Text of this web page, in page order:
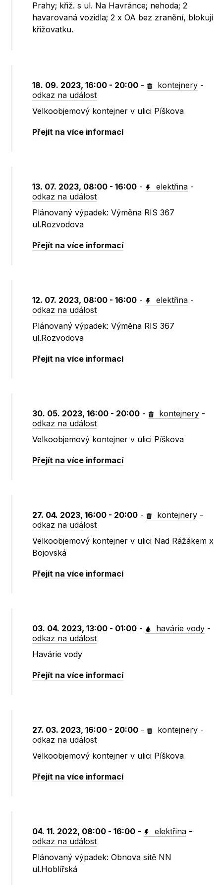
Prahy; křiž. s ul. Na Havránce; nehoda; 2
havarovaná vozidla; 2 x OA bez zranění, blokují
křižovatku.
18. 09. 2023, 16:00 - 20:00 - kontejnery -
odkaz na událost
Velkoobjemový kontejner v ulici Píškova
Přejít na více informací
13. 07. 2023, 08:00 - 16:00 - elektřina -
odkaz na událost
Plánovaný výpadek: Výměna RIS 367
ul.Rozvodova
Přejít na více informací
12. 07. 2023, 08:00 - 16:00 - elektřina -
odkaz na událost
Plánovaný výpadek: Výměna RIS 367
ul.Rozvodova
Přejít na více informací
30. 05. 2023, 16:00 - 20:00 - kontejnery -
odkaz na událost
Velkoobjemový kontejner v ulici Píškova
Přejít na více informací
27. 04. 2023, 16:00 - 20:00 - kontejnery -
odkaz na událost
Velkoobjemový kontejner v ulici Nad Rážákem x
Bojovská
Přejít na více informací
03. 04. 2023, 13:00 - 01:00 - havárie vody -
odkaz na událost
Havárie vody
Přejít na více informací
27. 03. 2023, 16:00 - 20:00 - kontejnery -
odkaz na událost
Velkoobjemový kontejner v ulici Píškova
Přejít na více informací
04. 11. 2022, 08:00 - 16:00 - elektřina -
odkaz na událost
Plánovaný výpadek: Obnova sítě NN
ul.Hoblířská